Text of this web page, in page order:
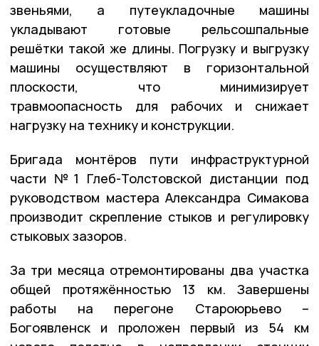
звеньями, а путеукладочные машины
укладывают готовые рельсошпальные
решётки такой же длины. Погрузку и выгрузку
машины осуществляют в горизонтальной
плоскости, что минимизирует
травмоопасность для рабочих и снижает
нагрузку на технику и конструкции.
Бригада монтёров пути инфраструктурной
части №1 Глеб-Толстовской дистанции под
руководством мастера Александра Симакова
производит скрепление стыков и регулировку
стыковых зазоров.
За три месяца отремонтированы два участка
общей протяжённостью 13 км. Завершены
работы на перегоне Староюрьево –
Богоявленск и проложен первый из 54 км